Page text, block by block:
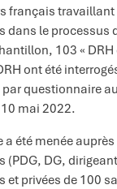
français
dans le processus
103 «
ont été
par questionnaire
mai 2022.
a été menée
(PDG, DG,
et privées de 100